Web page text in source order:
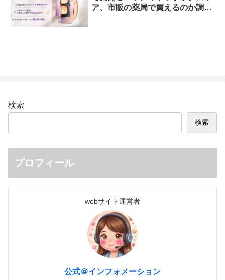
ア、市販の薬局で買えるのか調べ
検索
検索
プロフィール
webサイト運営者
公式＠インフォメーション